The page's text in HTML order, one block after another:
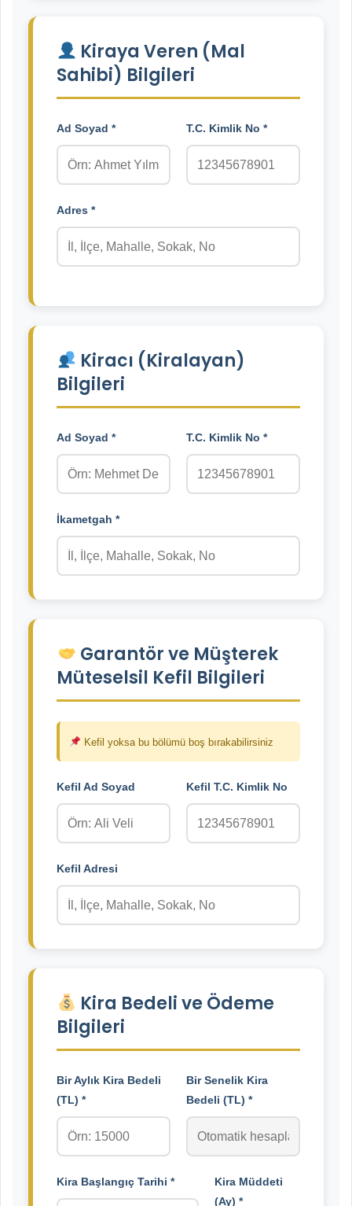
Kiraya Veren (Mal
Sahibi) Bilgileri
Ad Soyad * T.C. Kimlik No *
Adres *
Kiracı (Kiralayan)
Bilgileri
Ad Soyad * T.C. Kimlik No *
İkametgah *
Garantör ve Müşterek
Müteselsil Kefil Bilgileri
Kefil yoksa bu bölümü boş bırakabilirsiniz
Kefil Ad Soyad Kefil T.C. Kimlik No
Kefil Adresi
Kira Bedeli ve Ödeme
Bilgileri
Bir Aylık Kira Bedeli
(TL) *
Bir Senelik Kira
Bedeli (TL) *
Kira Başlangıç Tarihi *
Kira Müddeti
(Ay) *